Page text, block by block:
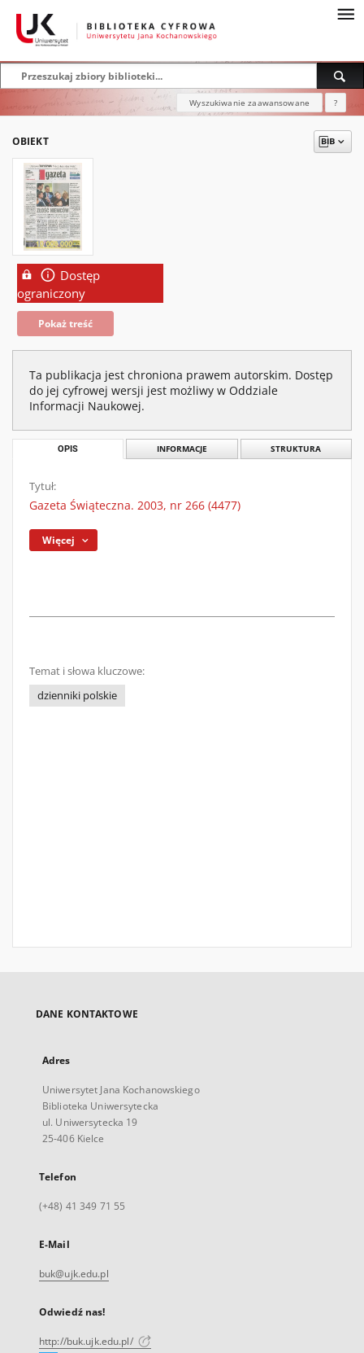
Wyszukiwanie zaawansowane ?
OBIEKT
Dostęp
ograniczony
Pokaż treść
Ta publikacja jest chroniona prawem autorskim. Dostęp
do jej cyfrowej wersji jest możliwy w Oddziale
Informacji Naukowej.
OPIS INFORMACJE STRUKTURA
Tytuł:
Gazeta Świąteczna. 2003, nr 266 (4477)
Więcej
Temat i słowa kluczowe:
dzienniki polskie
DANE KONTAKTOWE
Adres
Uniwersytet Jana Kochanowskiego
Biblioteka Uniwersytecka
ul. Uniwersytecka 19
25-406 Kielce
Telefon
(+48) 41 349 71 55
E-Mail
buk@ujk.edu.pl
Odwiedź nas!
http://buk.ujk.edu.pl/